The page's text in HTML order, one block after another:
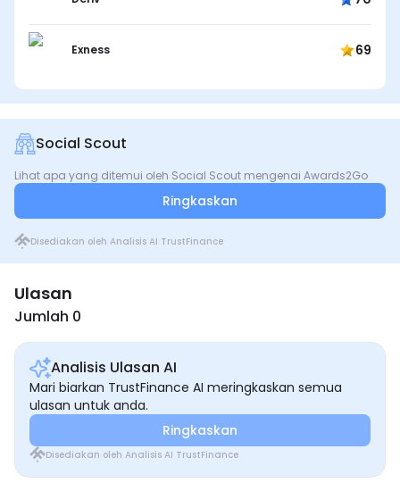
Exness 69
Social Scout
Lihat apa yang ditemui oleh Social Scout mengenai Awards2Go
Ringkaskan
Disediakan oleh Analisis AI TrustFinance
Ulasan
Jumlah 0
Analisis Ulasan AI
Mari biarkan TrustFinance AI meringkaskan semua
ulasan untuk anda.
Ringkaskan
Disediakan oleh Analisis AI TrustFinance